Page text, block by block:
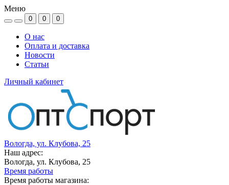
Меню
0 0 0
О нас
Оплата и доставка
Новости
Статьи
Личный кабинет
Вологда, ул. Клубова, 25
Наш адрес:
Вологда, ул. Клубова, 25
Время работы
Время работы магазина: